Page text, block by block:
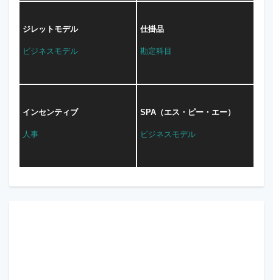
ジレットモデル
ビジネスモデル
仕掛品
勘定科目
インセンティブ
人事
SPA（エス・ピー・エー）
ビジネスモデル